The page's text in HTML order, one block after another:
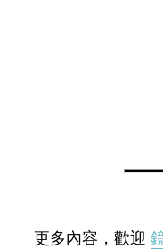
更多內容，歡迎